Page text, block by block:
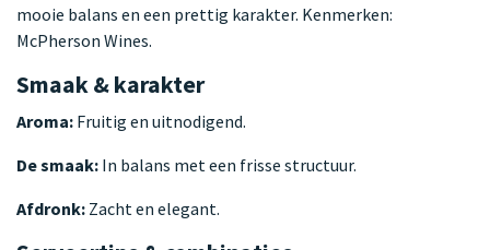
mooie balans en een prettig karakter. Kenmerken:
McPherson Wines.
Smaak & karakter
Aroma: Fruitig en uitnodigend.
De smaak: In balans met een frisse structuur.
Afdronk: Zacht en elegant.